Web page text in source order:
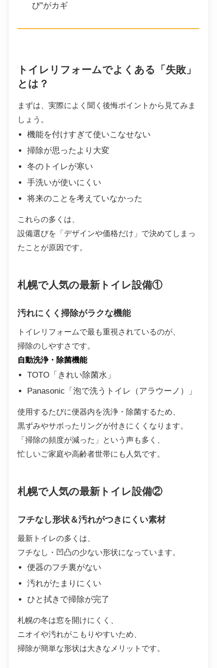
び”がカギ
トイレリフォームでよくある「失敗」
とは？
まずは、実際によく聞く後悔ポイントから見てみま
しょう。
機能を付けすぎて使いこなせない
掃除が思ったより大変
冬のトイレが寒い
手洗いが使いにくい
将来のことを考えていなかった
これらの多くは、
設備選びを「デザインや価格だけ」で決めてしまっ
たことが原因です。
札幌で人気の最新トイレ設備①
汚れにくく掃除がラクな機能
トイレリフォームで最も重視されているのが、
掃除のしやすさです。
自動洗浄・除菌機能
TOTO「きれい除菌水」
Panasonic「泡で洗うトイレ（アラウーノ）」
使用するたびに便器内を洗浄・除菌するため、
黒ずみやサボったリングが付きにくくなります。
「掃除の頻度が減った」という声も多く、
忙しいご家庭や高齢者世帯にも人気です。
札幌で人気の最新トイレ設備②
フチなし形状＆汚れがつきにくい素材
最新トイレの多くは、
フチなし・凹凸の少ない形状になっています。
便器のフチ裏がない
汚れがたまりにくい
ひと拭きで掃除が完了
札幌の冬は窓を開けにくく、
ニオイや汚れがこもりやすいため、
掃除が簡単な形状は大きなメリットです。